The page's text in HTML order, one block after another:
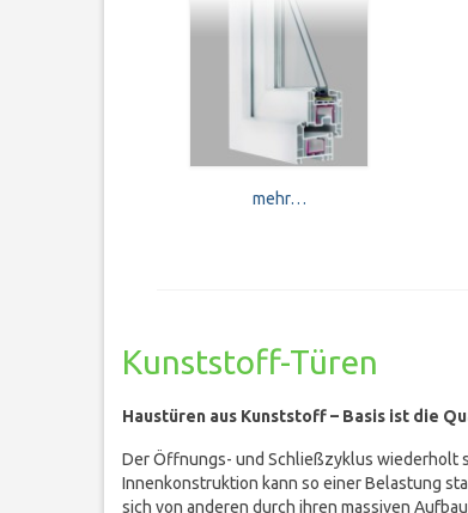
mehr…
Kunststoff-Türen
Haustüren aus Kunststoff – Basis ist die
Der Öffnungs- und Schließzyklus wiederholt
Innenkonstruktion kann so einer Belastung
sich von anderen durch ihren massiven